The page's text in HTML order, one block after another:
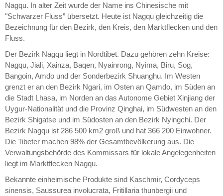
Nagqu. In alter Zeit wurde der Name ins Chinesische mit
"Schwarzer Fluss” übersetzt. Heute ist Nagqu gleichzeitig die
Bezeichnung für den Bezirk, den Kreis, den Marktflecken und den
Fluss.
Der Bezirk Nagqu liegt in Nordtibet. Dazu gehören zehn Kreise:
Nagqu, Jiali, Xainza, Baqen, Nyainrong, Nyima, Biru, Sog,
Bangoin, Amdo und der Sonderbezirk Shuanghu. Im Westen
grenzt er an den Bezirk Ngari, im Osten an Qamdo, im Süden an
die Stadt Lhasa, im Norden an das Autonome Gebiet Xinjiang der
Uygur-Nationalität und die Provinz Qinghai, im Südwesten an den
Bezirk Shigatse und im Südosten an den Bezirk Nyingchi. Der
Bezirk Nagqu ist 286 500 km2 groß und hat 366 200 Einwohner.
Die Tibeter machen 98% der Gesamtbevölkerung aus. Die
Verwaltungsbehörde des Kommissars für lokale Angelegenheiten
liegt im Marktflecken Nagqu.
Bekannte einheimische Produkte sind Kaschmir, Cordyceps
sinensis, Saussurea involucrata, Fritillaria thunbergii und